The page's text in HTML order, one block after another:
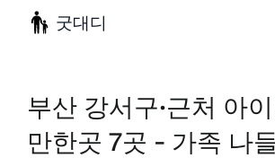
굿대디
부산 강서구·근처 아
만한곳 7곳 - 가족 나